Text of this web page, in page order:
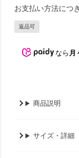
お支払い方法につ
返品可
なら 月
商品説明
サイズ・詳細